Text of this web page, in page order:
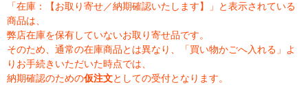
「在庫：【お取り寄せ／納期確認いたします】」と表示されている
商品は、
弊店在庫を保有していないお取り寄せ品です。
そのため、通常の在庫商品とは異なり、「買い物かごへ入れる」よ
りお手続きいただいた時点では、
納期確認のための仮注文としての受付となります。